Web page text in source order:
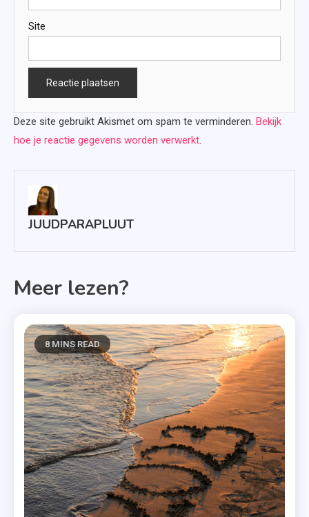
Site
Deze site gebruikt Akismet om spam te verminderen. Bekijk
hoe je reactie gegevens worden verwerkt.
JUUDPARAPLUUT
Meer lezen?
8 MINS READ